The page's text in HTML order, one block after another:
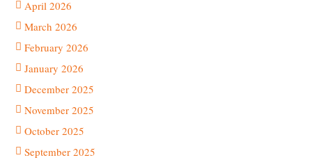
April 2026
March 2026
February 2026
January 2026
December 2025
November 2025
October 2025
September 2025